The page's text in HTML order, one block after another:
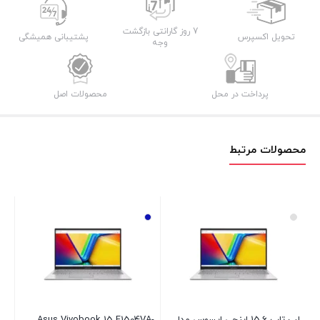
تحویل اکسپرس
7 روز گارانتی بازگشت
وجه
پشتیبانی همیشگی
پرداخت در محل محصولات اصل
محصولات مرتبط